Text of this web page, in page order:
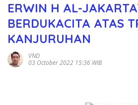
ERWIN H AL-
BERDUKACITA ATAS
KANJURUHAN
VND
03 October 2022 15:36 WIB